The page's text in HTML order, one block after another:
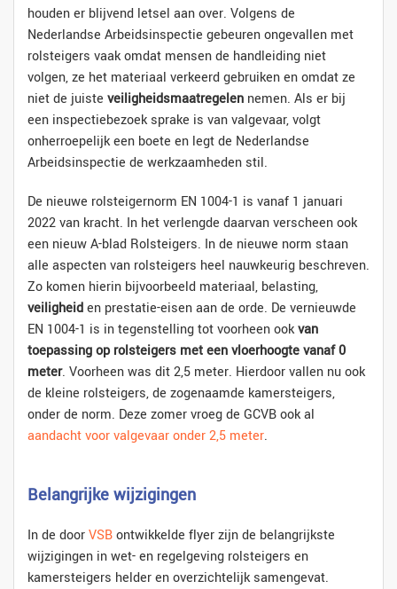
houden er blijvend letsel aan over. Volgens de
Nederlandse Arbeidsinspectie gebeuren ongevallen met
rolsteigers vaak omdat mensen de handleiding niet
volgen, ze het materiaal verkeerd gebruiken en omdat ze
niet de juiste veiligheidsmaatregelen nemen. Als er bij
een inspectiebezoek sprake is van valgevaar, volgt
onherroepelijk een boete en legt de Nederlandse
Arbeidsinspectie de werkzaamheden stil.
De nieuwe rolsteigernorm EN 1004-1 is vanaf 1 januari
2022 van kracht. In het verlengde daarvan verscheen ook
een nieuw A-blad Rolsteigers. In de nieuwe norm staan
alle aspecten van rolsteigers heel nauwkeurig beschreven.
Zo komen hierin bijvoorbeeld materiaal, belasting,
veiligheiden prestatie-eisen aan de orde. De vernieuwde
EN 1004-1 is in tegenstelling tot voorheen ookvan
toepassing op rolsteigers met een vloerhoogte vanaf 0
meter. Voorheen was dit 2,5 meter. Hierdoor vallen nu ook
de kleine rolsteigers, de zogenaamde kamersteigers,
onder de norm. Deze zomer vroeg de GCVB ook al
aandacht voor valgevaar onder 2,5 meter.
Belangrijke wijzigingen
In de doorVSBontwikkelde flyer zijn de belangrijkste
wijzigingen in wet- en regelgeving rolsteigers en
kamersteigers helder en overzichtelijk samengevat.